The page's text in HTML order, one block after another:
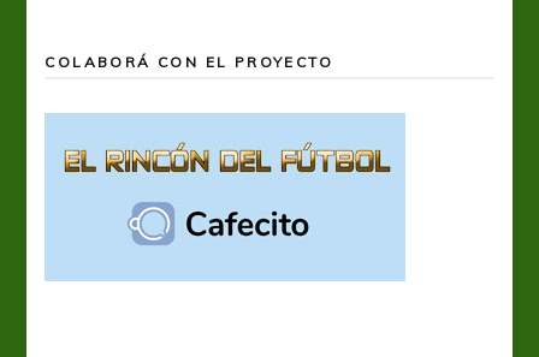
COLABORÁ CON EL PROYECTO